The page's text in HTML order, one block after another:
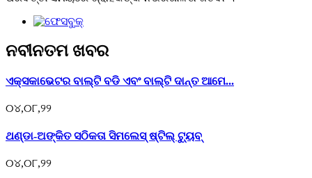
ନବୀନତମ ଖବର
ଏକ୍ସକାଭେଟର ବାଲ୍ଟି ବଡି ଏବଂ ବାଲ୍ଟି ଦାନ୍ତ ଆମେ...
୦୪,୦୮,୨୨
ଥଣ୍ଡା-ଅଙ୍କିତ ସଠିକତା ସିମଲେସ୍ ଷ୍ଟିଲ୍ ଟ୍ୟୁବ୍
୦୪,୦୮,୨୨